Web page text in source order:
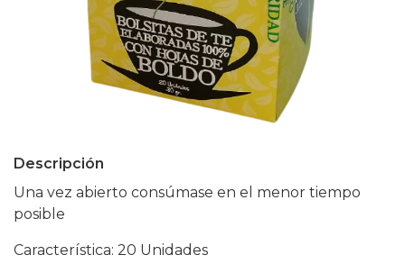
Descripción
Una vez abierto consúmase en el menor tiempo
posible
Característica: 20 Unidades